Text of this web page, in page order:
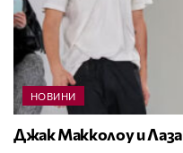
НОВИНИ
Джак Макколоу и